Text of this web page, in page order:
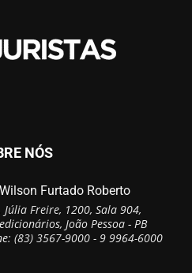
NÓS
Wilson Furtado Roberto
Júlia Freire, 1200, Sala 904,
João Pessoa - PB
(83) 3567-9000 - 9 9964-6000